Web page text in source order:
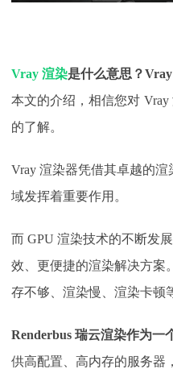
Vray 渲染是什么意思？
本文的介绍，相信您对 Vray
的了解。
Vray 渲染器凭借其卓越的
域发挥着重要作用。
而 GPU 渲染技术的不断发
效、更便捷的渲染解决方案
存不够、渲染慢、渲染卡顿
Renderbus 瑞云渲染作为一
供高配置、高内存的服务器